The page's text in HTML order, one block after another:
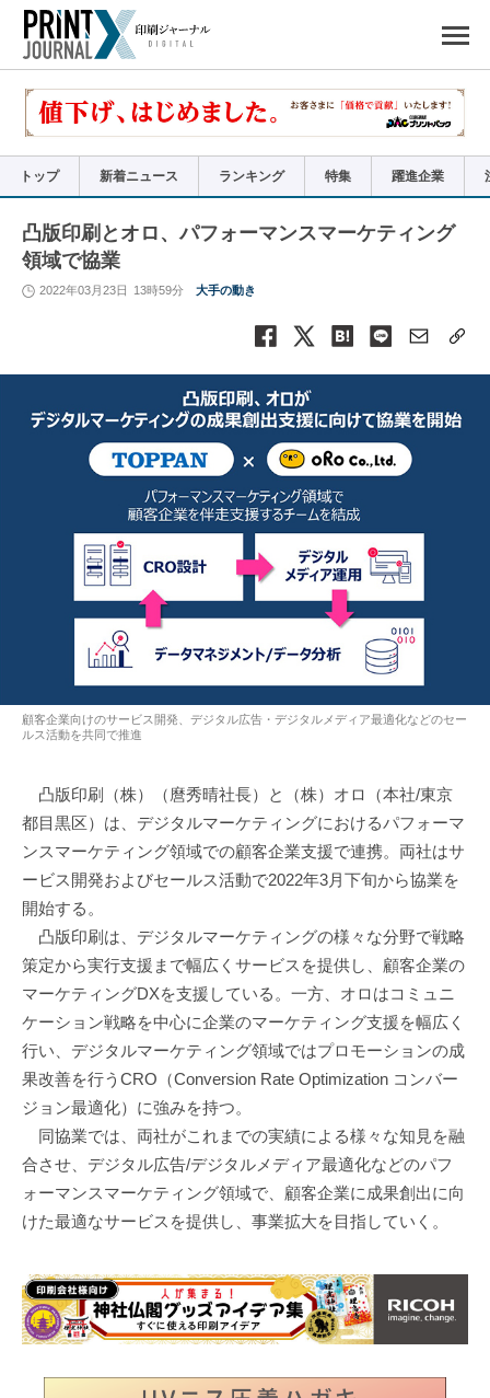
で
リ
トップ 新着ニュース ランキング 特集 躍進企業
凸版印刷とオロ、パフォーマンスマーケティング
領域で協業
2022年03月23日 13時59分 大手の動き
顧客企業向けのサービス開発、デジタル広告・デジタルメディア最適化などのセー
ルス活動を共同で推進
凸版印刷（株）（麿秀晴社長）と（株）オロ（本社/東京
都目黒区）は、デジタルマーケティングにおけるパフォーマ
ンスマーケティング領域での顧客企業支援で連携。両社はサ
ービス開発およびセールス活動で2022年3月下旬から協業を
開始する。
凸版印刷は、デジタルマーケティングの様々な分野で戦略
策定から実行支援まで幅広くサービスを提供し、顧客企業の
マーケティングDXを支援している。一方、オロはコミュニ
ケーション戦略を中心に企業のマーケティング支援を幅広く
行い、デジタルマーケティング領域ではプロモーションの成
果改善を行うCRO（Conversion Rate Optimization コンバー
ジョン最適化）に強みを持つ。
同協業では、両社がこれまでの実績による様々な知見を融
合させ、デジタル広告/デジタルメディア最適化などのパフ
ォーマンスマーケティング領域で、顧客企業に成果創出に向
けた最適なサービスを提供し、事業拡大を目指していく。